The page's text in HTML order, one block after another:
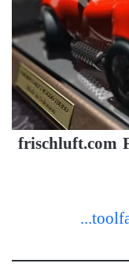
frischluft.com